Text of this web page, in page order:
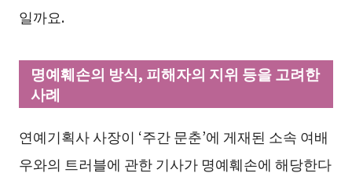
일까요.
명예훼손의 방식, 피해자의 지위 등을 고려한
사례
연예기획사 사장이 ‘주간 문춘’에 게재된 소속 여배
우와의 트러블에 관한 기사가 명예훼손에 해당한다